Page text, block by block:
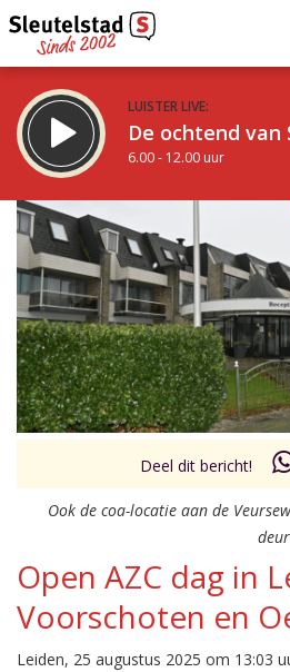
LUISTER LIVE:
De ochtend van
6.00 - 12.00 uur
STRAKS:
De middag van Sleutelstad
12.00 - 18.00 uur
Vorig uur
uur 1 van 0
Inklappen
Deel dit bericht!
Ook de coa-locatie aan de
Open AZC dag in
Voorschoten en
Leiden, 25 augustus 2025 om 13:03